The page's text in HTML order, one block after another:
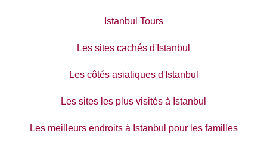
Istanbul Tours
Les sites cachés d'Istanbul
Les côtés asiatiques d'Istanbul
Les sites les plus visités à Istanbul
Les meilleurs endroits à Istanbul pour les familles